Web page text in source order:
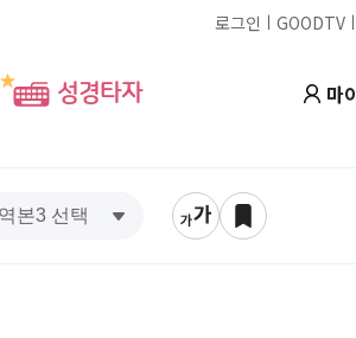
로그인 ㅣ GOODTV ㅣ
성경타자 마